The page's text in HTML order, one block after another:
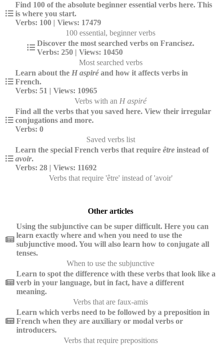
Find 100 of the absolute beginner essential verbs here. This
is where you start.
Verbs: 100 | Views: 17479
100 essential, beginner verbs
Discover the most searched verbs on Francisez.
Verbs: 250 | Views: 10450
Most searched verbs
Learn about the H aspiréand how it affects verbs in
French.
Verbs: 51 | Views: 10965
Verbs with an H aspiré
Find all the verbs that you saved here. View their irregular
conjugations and more.
Verbs: 0
Saved verbs list
Learn the special French verbs that require être instead of
avoir.
Verbs: 28 | Views: 11692
Verbs that require 'être' instead of 'avoir'
Other articles
Using the subjunctive can be super difficult. Here you can
learn exactly where and when you need to use the
subjunctive mood. You will also learn how to conjugate all
tenses.
When to use the subjunctive
Learn to spot the difference with these verbs that look like a
verb in your language, but in fact, have a different
meaning.
Verbs that are faux-amis
Learn which verbs need to be followed by a preposition in
French when they are auxiliary or modal verbs or
introducers.
Verbs that require prepositions